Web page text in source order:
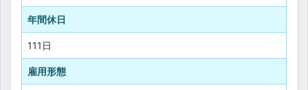
年間休日
111日
雇用形態